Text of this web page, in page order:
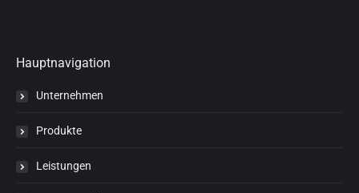
Hauptnavigation
Unternehmen
Produkte
Leistungen